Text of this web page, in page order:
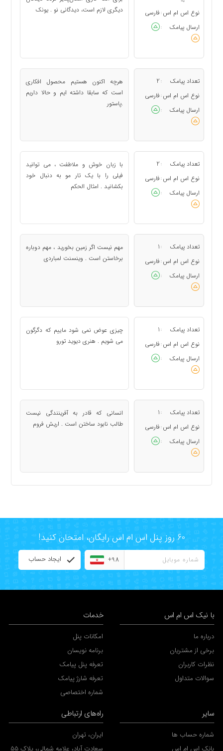
نوع اس ام اس : فارسی
ارسال پیامک
:
دیگری لازم است، دیدگانی نو . یونک
تعداد پیامک :
2
نوع اس ام اس : فارسی
ارسال پیامک
:
هرچه اکنون هستیم محصول افکاری
است که سابقا داشته ایم و حالا داریم
.پاستور
تعداد پیامک :
2
نوع اس ام اس : فارسی
ارسال پیامک
:
با زبان خوش و ملاطفت ، می توانید
فیلی را با یک تار مو به دنبال خود
بکشانید . امثال الحکم
تعداد پیامک :
1
نوع اس ام اس : فارسی
ارسال پیامک
:
مهم نیست اگر زمین بخورید ، مهم دوباره
برخاستن است . وینسنت لمباردی
تعداد پیامک :
1
نوع اس ام اس : فارسی
ارسال پیامک
:
چیزی عوض نمی شود ماییم که دگرگون
می شویم . هنری دیوید تورو
تعداد پیامک :
1
نوع اس ام اس : فارسی
ارسال پیامک
:
انسانی که قادر به آفرینندگی نیست
طالب نابود ساختن است . اریش فروم
60 روز پنل اس ام اس رایگان، امتحان کنید!
+98 ایجاد حساب
با نیک اس ام اس
درباره ما
برخی از مشتریان
نظرات کاربران
سوالات متداول
خدمات
امکانات پنل
برنامه نویسان
تعرفه پنل پیامک
تعرفه شارژ پیامک
شماره اختصاصی
سایر
شماره حساب ها
بانک اس ام اس
راه‌های ارتباطی
ایران، تهران
سعادت آباد، علامه شمالی، پلاک 55